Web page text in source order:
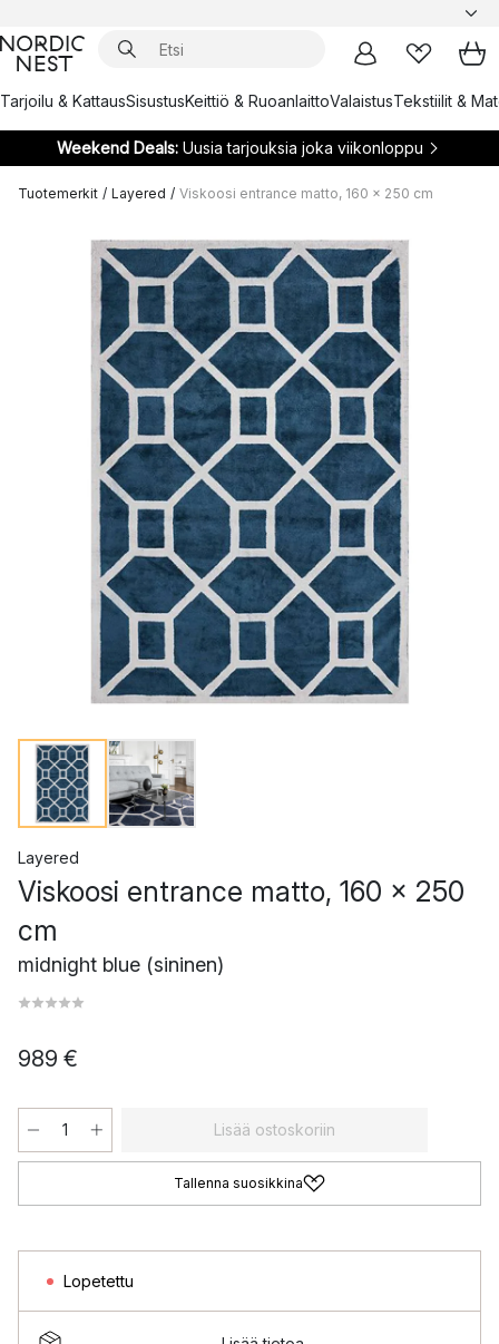
Tarjoilu & KattausSisustusKeittiö & RuoanlaittoValaistusTekstiilit &
Weekend Deals:Uusia tarjouksia joka viikonloppu
Tuotemerkit / Layered / Viskoosi entrance matto, 160 x 250 cm
Layered
Viskoosi entrance matto, 160 x 250
cm
midnight blue (sininen)
989 €
Lisää ostoskoriin
Tallenna suosikkina
Lopetettu